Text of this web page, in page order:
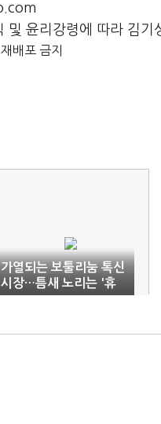
및 윤리강령에 따라 김기
배포 금지
가열되는 보툴리눔 톡신
시장…틈새 노리는 '휴
온스'